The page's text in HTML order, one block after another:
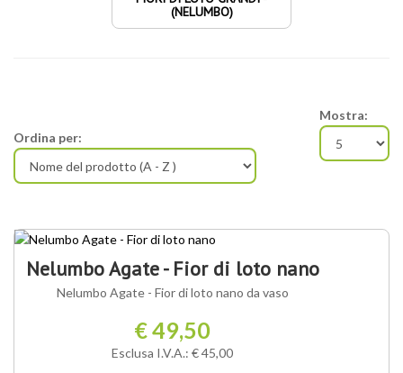
(NELUMBO)
Mostra:
Ordina per:
Nelumbo Agate - Fior di loto nano
Nelumbo Agate - Fior di loto nano da vaso
€ 49,50
Esclusa I.V.A.: € 45,00